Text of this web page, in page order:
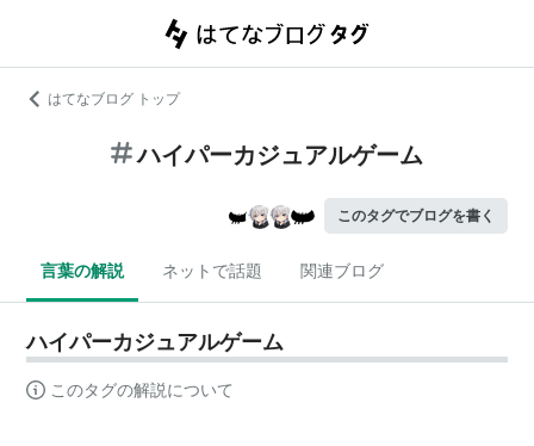
はてなブログ トップ
ハイパーカジュアルゲーム
このタグでブログを書く
言葉の解説 ネットで話題 関連ブログ
ハイパーカジュアルゲーム
このタグの解説について